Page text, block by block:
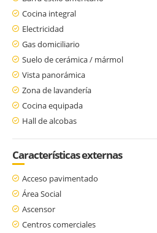
Cocina integral
Electricidad
Gas domiciliario
Suelo de cerámica / mármol
Vista panorámica
Zona de lavandería
Cocina equipada
Hall de alcobas
Características externas
Acceso pavimentado
Área Social
Ascensor
Centros comerciales